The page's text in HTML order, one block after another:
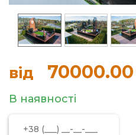
від 70000.00
В наявності